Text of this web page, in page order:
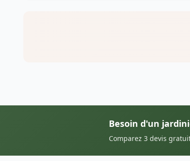
Besoin d'un
Comparez 3 devis